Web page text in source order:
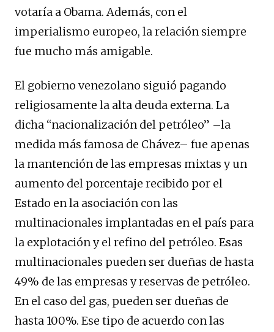
votaría a Obama. Además, con el
imperialismo europeo, la relación siempre
fue mucho más amigable.
El gobierno venezolano siguió pagando
religiosamente la alta deuda externa. La
dicha “nacionalización del petróleo” –la
medida más famosa de Chávez– fue apenas
la mantención de las empresas mixtas y un
aumento del porcentaje recibido por el
Estado en la asociación con las
multinacionales implantadas en el país para
la explotación y el refino del petróleo. Esas
multinacionales pueden ser dueñas de hasta
49% de las empresas y reservas de petróleo.
En el caso del gas, pueden ser dueñas de
hasta 100%. Ese tipo de acuerdo con las